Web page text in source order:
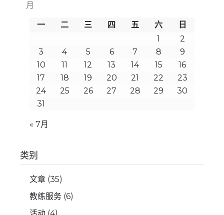
月
一 二 三 四 五 六
日
1
2
3
4 5 6 7 8
9
10
11 12 13 14 15
16
17
18 19 20 21 22
23
24
25 26 27 28 29
30
31
« 7月
类别
文章(35)
教练服务(6)